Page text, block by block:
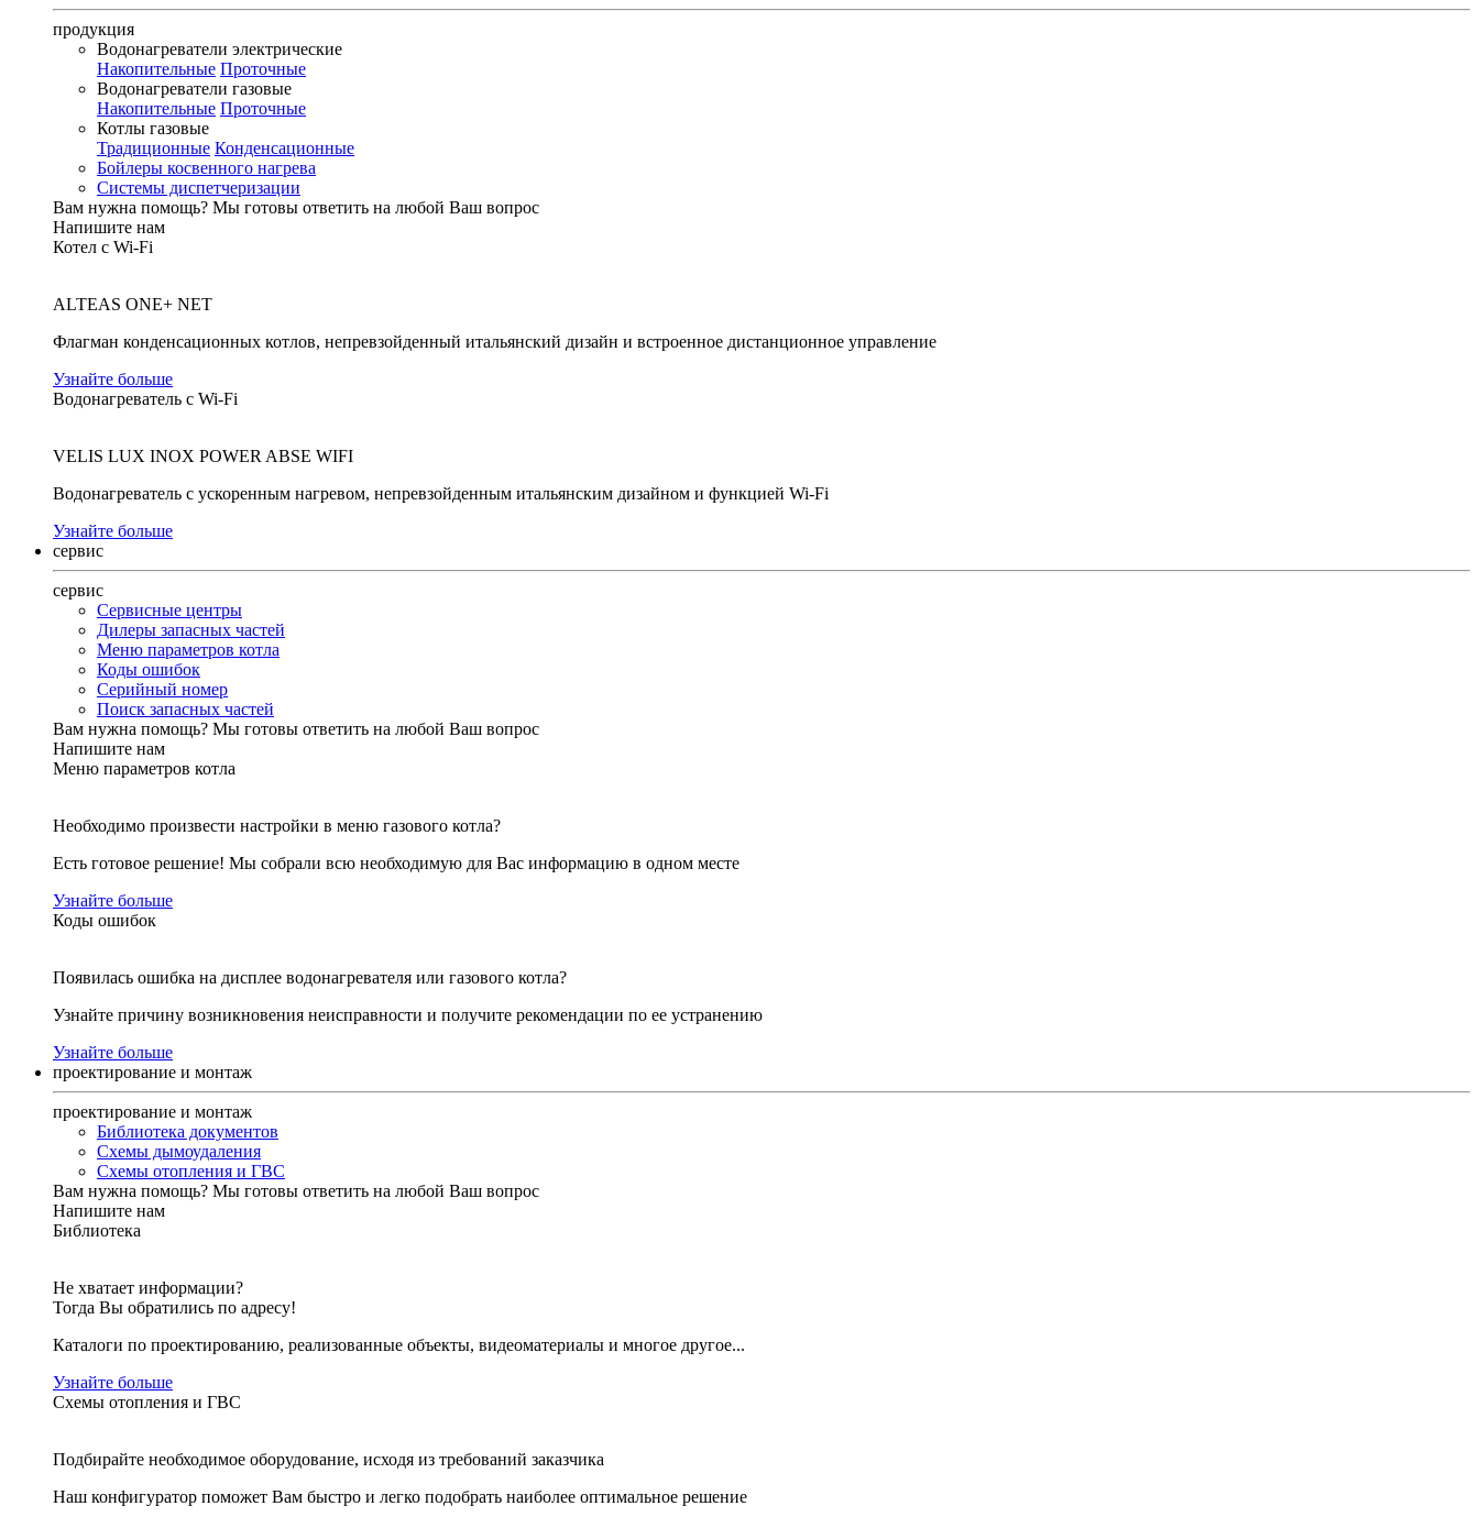
продукция
Водонагреватели электрические
Накопительные Проточные
Водонагреватели газовые
Накопительные Проточные
Котлы газовые
Традиционные Конденсационные
Бойлеры косвенного нагрева
Системы диспетчеризации
Вам нужна помощь? Мы готовы ответить на любой Ваш вопрос
Напишите нам
Котел с Wi-Fi
ALTEAS ONE+ NET
Флагман конденсационных котлов, непревзойденный итальянский дизайн и встроенное дистанционное управление
Узнайте больше
Водонагреватель с Wi-Fi
VELIS LUX INOX POWER ABSE WIFI
Водонагреватель с ускоренным нагревом, непревзойденным итальянским дизайном и функцией Wi-Fi
Узнайте больше
сервис
сервис
Сервисные центры
Дилеры запасных частей
Меню параметров котла
Коды ошибок
Серийный номер
Поиск запасных частей
Вам нужна помощь? Мы готовы ответить на любой Ваш вопрос
Напишите нам
Меню параметров котла
Необходимо произвести настройки в меню газового котла?
Есть готовое решение! Мы собрали всю необходимую для Вас информацию в одном месте
Узнайте больше
Коды ошибок
Появилась ошибка на дисплее водонагревателя или газового котла?
Узнайте причину возникновения неисправности и получите рекомендации по ее устранению
Узнайте больше
проектирование и монтаж
проектирование и монтаж
Библиотека документов
Схемы дымоудаления
Схемы отопления и ГВС
Вам нужна помощь? Мы готовы ответить на любой Ваш вопрос
Напишите нам
Библиотека
Не хватает информации?
Тогда Вы обратились по адресу!
Каталоги по проектированию, реализованные объекты, видеоматериалы и многое другое...
Узнайте больше
Схемы отопления и ГВС
Подбирайте необходимое оборудование, исходя из требований заказчика
Наш конфигуратор поможет Вам быстро и легко подобрать наиболее оптимальное решение